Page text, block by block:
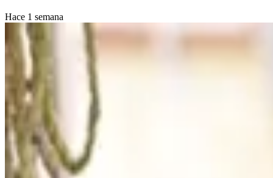
Hace 1 semana